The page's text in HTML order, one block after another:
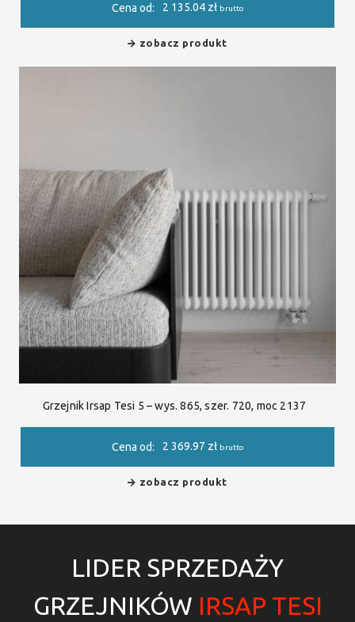
Cena od: 2 135.04 zł brutto
zobacz produkt
Grzejnik Irsap Tesi 5 – wys. 865, szer. 720, moc 2137
Cena od: 2 369.97 zł brutto
zobacz produkt
LIDER SPRZEDAŻY
GRZEJNIKÓW IRSAP TESI